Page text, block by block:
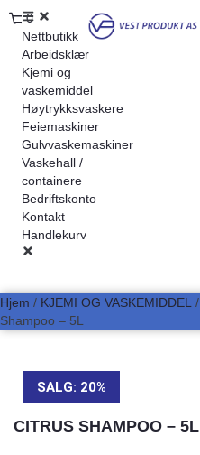
0
Nettbutikk
Arbeidsklær
Kjemi og
vaskemiddel
Høytrykksvaskere
Feiemaskiner
Gulvvaskemaskiner
Vaskehall /
containere
Bedriftskonto
Kontakt
Handlekurv
Hjem / KJEMI OG VASKEMIDDEL /
Shampoo – 5L
SALG: 20%
CITRUS SHAMPOO – 5L